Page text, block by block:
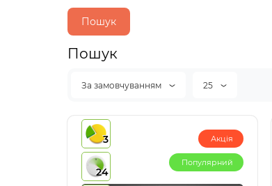
Пошук
За замовчуванням 25
3
24
Акція
Популярний